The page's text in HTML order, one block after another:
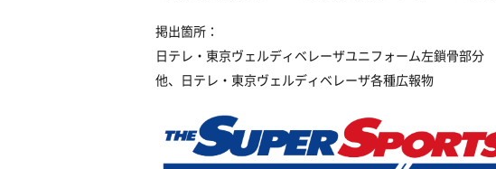
掲出箇所：
日テレ・東京ヴェルディベレーザユニフォーム左鎖骨部分
他、日テレ・東京ヴェルディベレーザ各種広報物